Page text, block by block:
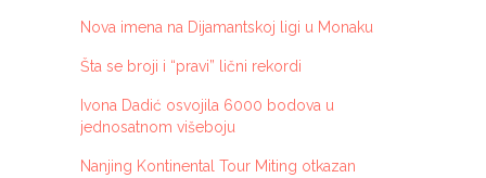
Nova imena na Dijamantskoj ligi u Monaku
Šta se broji i “pravi” lični rekordi
Ivona Dadić osvojila 6000 bodova u
jednosatnom višeboju
Nanjing Kontinental Tour Miting otkazan